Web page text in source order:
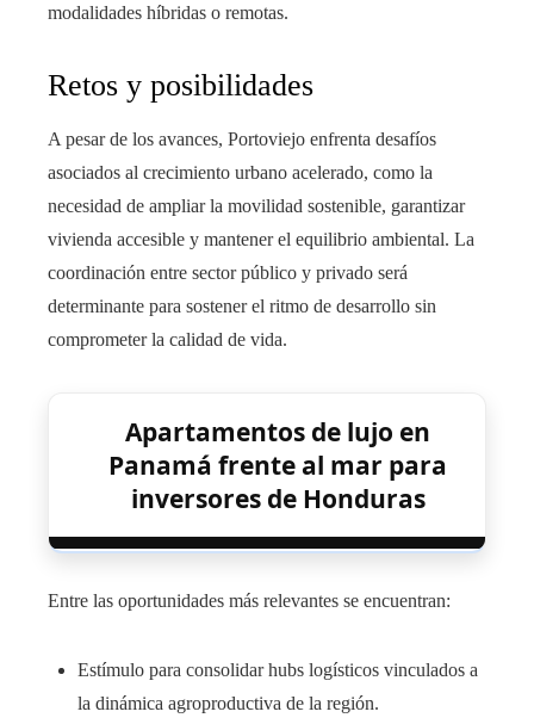
modalidades híbridas o remotas.
Retos y posibilidades
A pesar de los avances, Portoviejo enfrenta desafíos
asociados al crecimiento urbano acelerado, como la
necesidad de ampliar la movilidad sostenible, garantizar
vivienda accesible y mantener el equilibrio ambiental. La
coordinación entre sector público y privado será
determinante para sostener el ritmo de desarrollo sin
comprometer la calidad de vida.
Apartamentos de lujo en
Panamá frente al mar para
inversores de Honduras
Entre las oportunidades más relevantes se encuentran:
Estímulo para consolidar hubs logísticos vinculados a
la dinámica agroproductiva de la región.